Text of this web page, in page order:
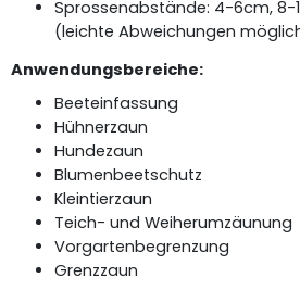
Sprossenabstände: 4-6cm, 8-
(leichte Abweichungen
Anwendungsbereiche:
Beeteinfassung
Hühnerzaun
Hundezaun
Blumenbeetschutz
Kleintierzaun
Teich- und Weiherumzäunung
Vorgartenbegrenzung
Grenzzaun